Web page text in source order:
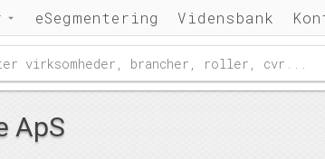
eSegmentering Vidensbank
ApS